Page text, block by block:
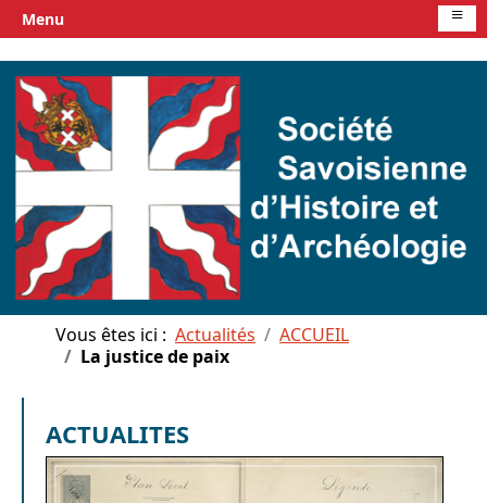
Vous êtes ici : Actualités
ACCUEIL
La justice de paix
ACTUALITES
Menu ≡